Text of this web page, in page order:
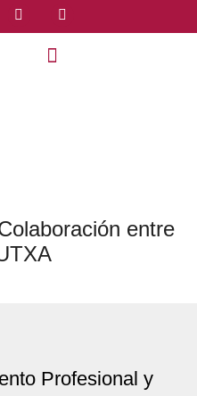
entre
Profesional y